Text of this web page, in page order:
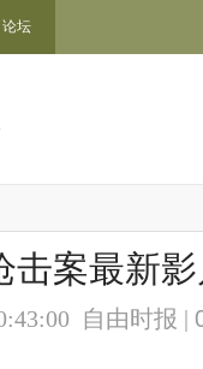
论坛
击案最新
自由时报 |